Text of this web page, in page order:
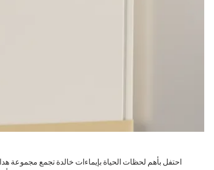
احتفل بأهم لحظات الحياة بإيماءات خالدة تجمع مجموعة